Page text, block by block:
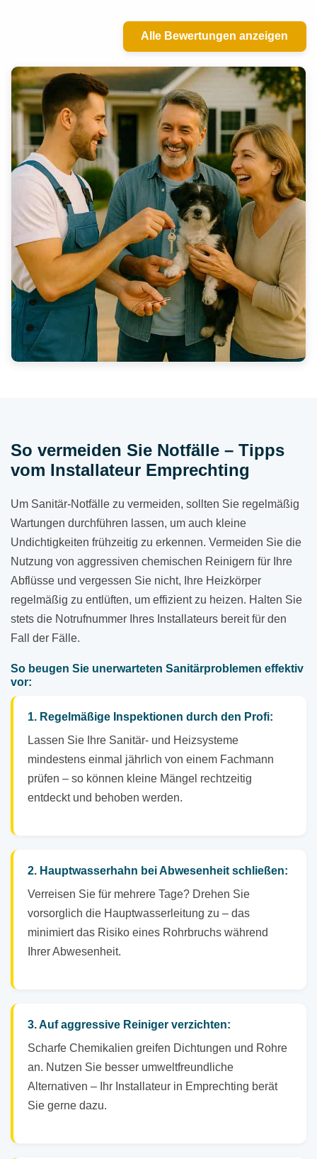
Alle Bewertungen anzeigen
So vermeiden Sie Notfälle – Tipps
vom Installateur Emprechting
Um Sanitär-Notfälle zu vermeiden, sollten Sie regelmäßig
Wartungen durchführen lassen, um auch kleine
Undichtigkeiten frühzeitig zu erkennen. Vermeiden Sie die
Nutzung von aggressiven chemischen Reinigern für Ihre
Abflüsse und vergessen Sie nicht, Ihre Heizkörper
regelmäßig zu entlüften, um effizient zu heizen. Halten Sie
stets die Notrufnummer Ihres Installateurs bereit für den
Fall der Fälle.
So beugen Sie unerwarteten Sanitärproblemen effektiv
vor:
1. Regelmäßige Inspektionen durch den Profi:
Lassen Sie Ihre Sanitär- und Heizsysteme
mindestens einmal jährlich von einem Fachmann
prüfen – so können kleine Mängel rechtzeitig
entdeckt und behoben werden.
2. Hauptwasserhahn bei Abwesenheit schließen:
Verreisen Sie für mehrere Tage? Drehen Sie
vorsorglich die Hauptwasserleitung zu – das
minimiert das Risiko eines Rohrbruchs während
Ihrer Abwesenheit.
3. Auf aggressive Reiniger verzichten:
Scharfe Chemikalien greifen Dichtungen und Rohre
an. Nutzen Sie besser umweltfreundliche
Alternativen – Ihr Installateur in Emprechting berät
Sie gerne dazu.